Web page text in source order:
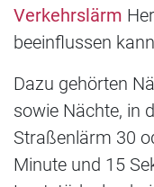
Verkehrslärm
beeinflussen
Dazu gehörten
sowie Nächte, in
Straßenlärm 30
Minute und 15